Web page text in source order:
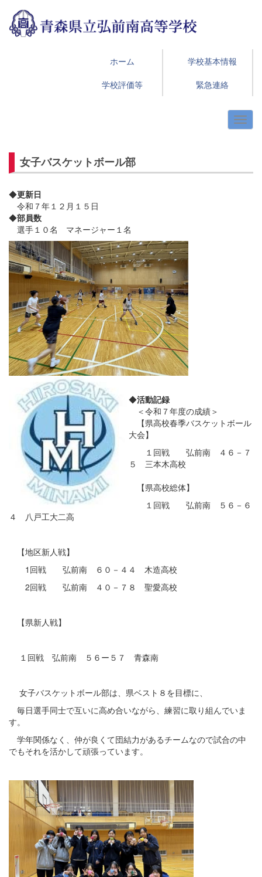
ホーム
学校基本情報
学校評価等
緊急連絡
女子バスケットボール部
◆更新日
令和７年１２月１５日
◆部員数
選手１０名 マネージャー１名
◆活動記録
＜令和７年度の成績＞
【県高校春季バスケットボール
大会】
１回戦 弘前南 ４６－７
５ 三本木高校
【県高校総体】
１回戦 弘前南 ５６－６
４ 八戸工大二高
【地区新人戦】
1回戦 弘前南 ６０－４４ 木造高校
2回戦 弘前南 ４０－７８ 聖愛高校
【県新人戦】
１回戦 弘前南 ５６ー５７ 青森南
女子バスケットボール部は、県ベスト８を目標に、
毎日選手同士で互いに高め合いながら、練習に取り組んでいま
す。
学年関係なく、仲が良くて団結力があるチームなので試合の中
でもそれを活かして頑張っています。